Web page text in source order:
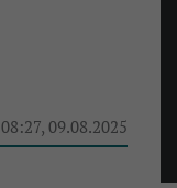
08:27, 09.08.2025